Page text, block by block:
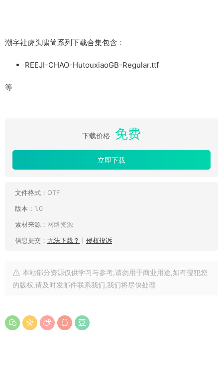
潮字社虎头啸简系列下载合集包含：
REEJI-CHAO-HutouxiaoGB-Regular.ttf
等
下载价格 免费
立即下载
文件格式： OTF
版本： 1.0
素材来源： 网络资源
信息提交： 无法下载？ 侵权投诉
本站部分资源仅供学习与参考,请勿用于商业用途,如有侵犯您
的版权,请及时发邮件联系我们,我们将尽快处理